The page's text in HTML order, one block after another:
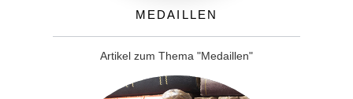
Medaillen
Artikel zum Thema "Medaillen"